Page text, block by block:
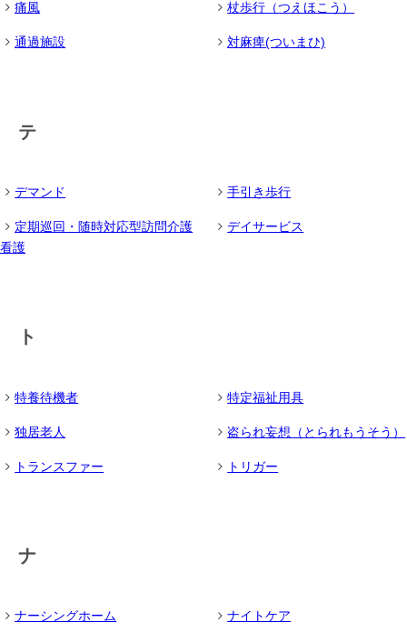
痛風
通過施設
杖歩行（つえほこう）
対麻痺(ついまひ)
テ
デマンド
定期巡回・随時対応型訪問介護
看護
手引き歩行
デイサービス
ト
特養待機者
独居老人
トランスファー
特定福祉用具
盗られ妄想（とられもうそう）
トリガー
ナ
ナーシングホーム ナイトケア